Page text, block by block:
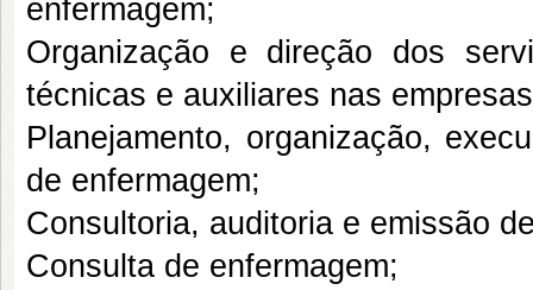
enfermagem;
Organização e direção dos
técnicas e auxiliares nas
Planejamento, organização,
de enfermagem;
Consultoria, auditoria e emissão
Consulta de enfermagem;